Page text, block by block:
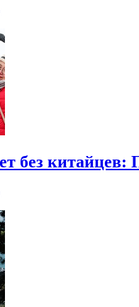
без китайцев: